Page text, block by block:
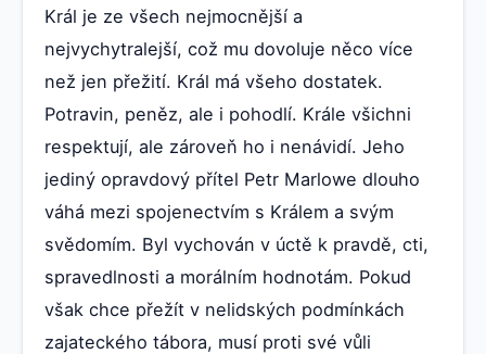
Král je ze všech nejmocnější a
nejvychytralejší, což mu dovoluje něco více
než jen přežití. Král má všeho dostatek.
Potravin, peněz, ale i pohodlí. Krále všichni
respektují, ale zároveň ho i nenávidí. Jeho
jediný opravdový přítel Petr Marlowe dlouho
váhá mezi spojenectvím s Králem a svým
svědomím. Byl vychován v úctě k pravdě, cti,
spravedlnosti a morálním hodnotám. Pokud
však chce přežít v nelidských podmínkách
zajateckého tábora, musí proti své vůli